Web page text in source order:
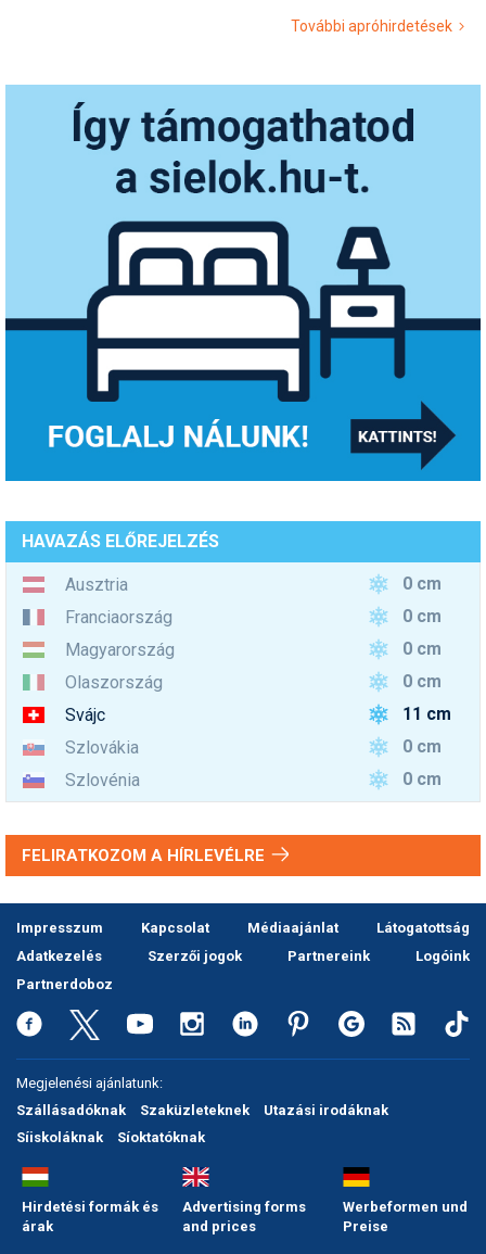
További apróhirdetések
HAVAZÁS ELŐREJELZÉS
Ausztria
0 cm
Franciaország
0 cm
Magyarország
0 cm
Olaszország
0 cm
Svájc
11 cm
Szlovákia
0 cm
Szlovénia
0 cm
FELIRATKOZOM A HÍRLEVÉLRE
Impresszum Kapcsolat Médiaajánlat
Látogatottság
Adatkezelés
Szerzői jogok Partnereink
Logóink
Partnerdoboz
Megjelenési ajánlatunk:
Szállásadóknak
Szaküzleteknek
Utazási irodáknak
Síiskoláknak
Síoktatóknak
Hirdetési formák és
árak
Advertising forms
and prices
Werbeformen und
Preise